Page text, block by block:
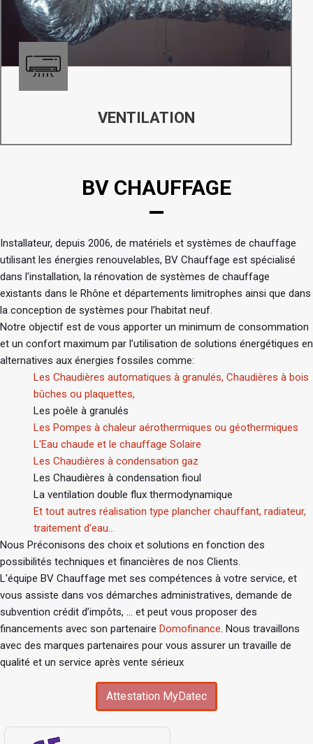
VENTILATION
BV CHAUFFAGE
Installateur, depuis 2006, de matériels et systèmes de chauffage
utilisant les énergies renouvelables, BV Chauffage est spécialisé
dans l'installation, la rénovation de systèmes de chauffage
existants dans le Rhône et départements limitrophes ainsi que dans
la conception de systèmes pour l’habitat neuf.
Notre objectif est de vous apporter un minimum de consommation
et un confort maximum par l’utilisation de solutions énergétiques en
alternatives aux énergies fossiles comme:
Les Chaudières automatiques à granulés, Chaudières à bois
bûches ou plaquettes,
Les poêle à granulés
Les Pompes à chaleur aérothermiques ou géothermiques
L'Eau chaude et le chauffage Solaire
Les Chaudières à condensation gaz
Les Chaudières à condensation fioul
La ventilation double flux thermodynamique
Et tout autres réalisation type plancher chauffant, radiateur,
traitement d'eau...
Nous Préconisons des choix et solutions en fonction des
possibilités techniques et financières de nos Clients.
L'équipe BV Chauffage met ses compétences à votre service, et
vous assiste dans vos démarches administratives, demande de
subvention crédit d’impôts, ... et peut vous proposer des
financements avec son partenaire Domofinance. Nous travaillons
avec des marques partenaires pour vous assurer un travaille de
qualité et un service après vente sérieux
Attestation MyDatec